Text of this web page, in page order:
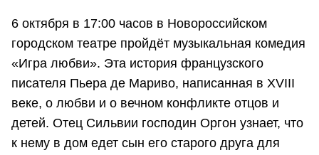
6 октября в 17:00 часов в Новороссийском
городском театре пройдёт музыкальная комедия
«Игра любви». Эта история французского
писателя Пьера де Мариво, написанная в XVIII
веке, о любви и о вечном конфликте отцов и
детей. Отец Сильвии господин Оргон узнает, что
к нему в дом едет сын его старого друга для